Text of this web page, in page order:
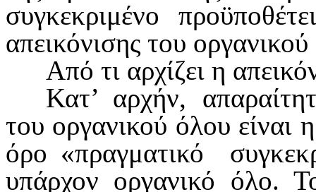
συγκεκριμένο
απει­κόνισης του
Από τι αρχίζει η
Κατ’ αρχήν,
του οργανι­κού όλου
όρο «πραγματικό
υπάρχον οργανικό όλο.